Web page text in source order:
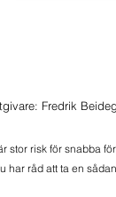
Fredrik
stor risk för snabba
råd att ta en